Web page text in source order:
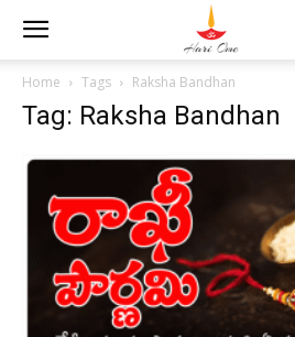
Home Tags Raksha Bandhan
Tag: Raksha Bandhan